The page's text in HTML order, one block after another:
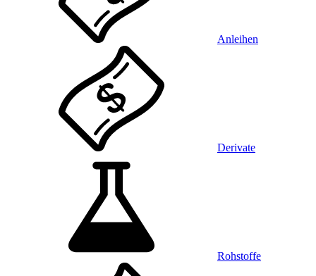
Anleihen
Derivate
Rohstoffe